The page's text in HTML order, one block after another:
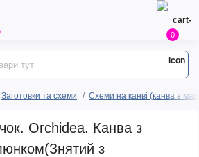
0
Заготовки та схеми Схеми на канві (канва з
Orchidea. Канва з
з